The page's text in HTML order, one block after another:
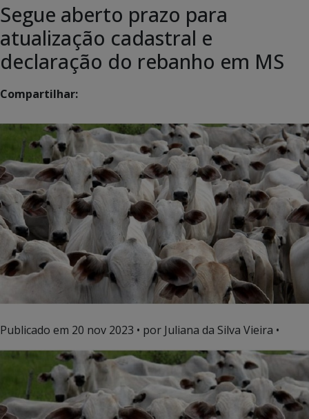
Segue aberto prazo para
atualização cadastral e
declaração do rebanho em MS
Compartilhar:
Publicado em 20 nov 2023 • por Juliana da Silva Vieira •